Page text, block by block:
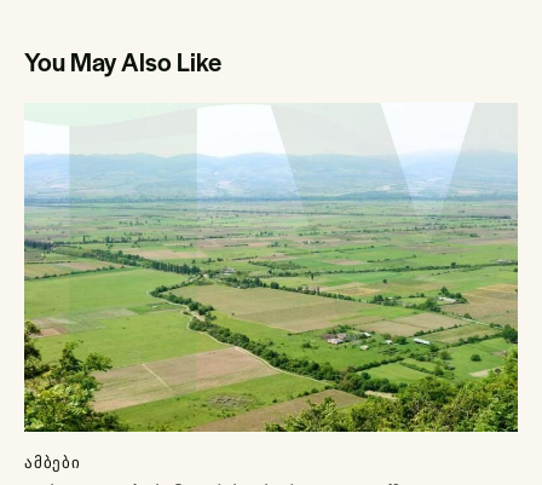
You May Also Like
ᲐᲛᲑᲔᲑᲘ